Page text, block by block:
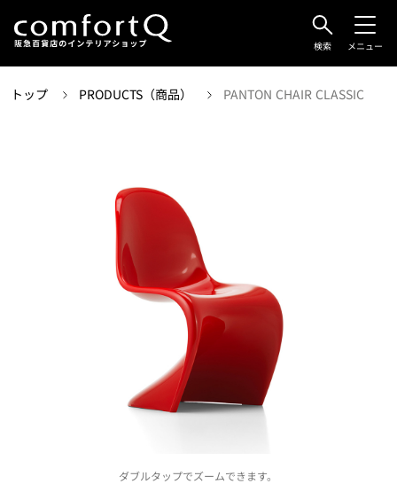
検索 メニュー
トップ PRODUCTS（商品） PANTON CHAIR CLASSIC
ダブルタップでズームできます。